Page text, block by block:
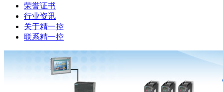
荣誉证书
行业资讯
关于精一控
联系精一控